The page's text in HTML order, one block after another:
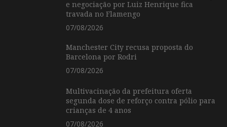
e negociação por Luiz Henrique fica
travada no Flamengo
07/08/2026
Manchester City recusa proposta do
Barcelona por Rodri
07/08/2026
Multivacinação da prefeitura oferta
segunda dose de reforço contra pólio para
crianças de 4 anos
07/08/2026